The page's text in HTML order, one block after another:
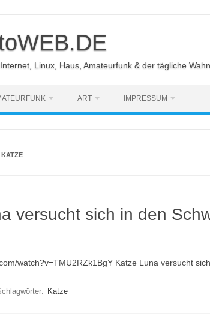
Linux, Haus, Amateurfunk & der tägliche
ART IMPRESSUM
KATZE
versucht sich in den
watch?v=TMU2RZk1BgY Katze Luna versucht
Katze